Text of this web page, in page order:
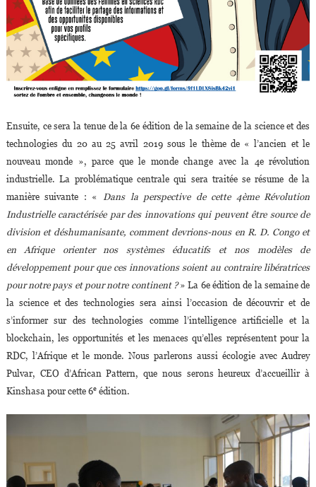
Ensuite, ce sera la tenue de la 6e édition de la semaine de la science et des
technologies du 20 au 25 avril 2019 sous le thème de « l’ancien et le
nouveau monde », parce que le monde change avec la 4e révolution
industrielle. La problématique centrale qui sera traitée se résume de la
manière suivante : «
Dans la perspective de cette 4ème Révolution
Industrielle caractérisée par des innovations qui peuvent être source de
division et déshumanisante, comment devrions-nous en R. D. Congo et
en Afrique orienter nos systèmes éducatifs et nos modèles de
développement pour que ces innovations soient au contraire libératrices
pour notre pays et pour notre continent ?» La 6e édition de la semaine de
la science et des technologies sera ainsi l’occasion de découvrir et de
s’informer sur des technologies comme l’intelligence artificielle et la
blockchain, les opportunités et les menaces qu’elles représentent pour la
RDC, l’Afrique et le monde. Nous parlerons aussi écologie avec Audrey
Pulvar, CEO d’African Pattern, que nous serons heureux d’accueillir à
Kinshasa pour cette 6eédition.